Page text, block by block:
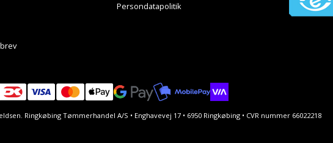
Persondatapolitik
Ringkøbing Tømmerhandel A/S • Enghavevej 17 • 6950 Ringkøbing • CVR nummer 66022218